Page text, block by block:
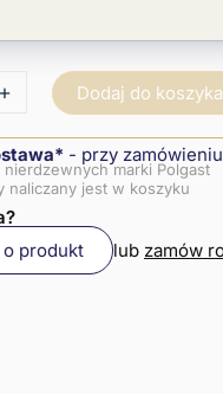
+ Dodaj do koszyka
- przy
marki Polgast
naliczany jest w koszyku
o produkt
lub zamów